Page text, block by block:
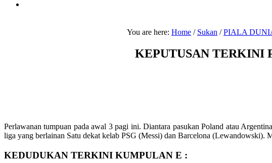
You are here: Home / Sukan / PIALA
KEPUTUSAN TERKINI
Perlawanan tumpuan pada awal 3 pagi ini. Diantara pasukan Poland atau
liga yang berlainan Satu dekat kelab PSG (Messi) dan Barcelona (Lewandowski).
KEDUDUKAN TERKINI KUMPULAN E :